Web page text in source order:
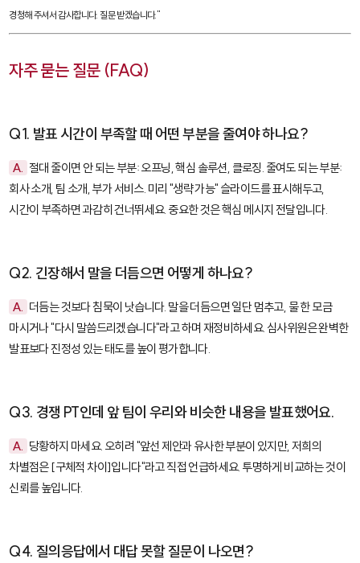
경청해 주셔서 감사합니다. 질문 받겠습니다."
자주 묻는 질문 (FAQ)
Q1. 발표 시간이 부족할 때 어떤 부분을 줄여야 하나요?
A. 절대 줄이면 안 되는 부분: 오프닝, 핵심 솔루션, 클로징. 줄여도 되는 부분:
회사 소개, 팀 소개, 부가 서비스. 미리 "생략 가능" 슬라이드를 표시해두고,
시간이 부족하면 과감히 건너뛰세요. 중요한 것은 핵심 메시지 전달입니다.
Q2. 긴장해서 말을 더듬으면 어떻게 하나요?
A. 더듬는 것보다 침묵이 낫습니다. 말을 더듬으면 일단 멈추고, 물 한 모금
마시거나 "다시 말씀드리겠습니다"라고 하며 재정비하세요. 심사위원은 완벽한
발표보다 진정성 있는 태도를 높이 평가합니다.
Q3. 경쟁 PT인데 앞 팀이 우리와 비슷한 내용을 발표했어요.
A. 당황하지 마세요. 오히려 "앞선 제안과 유사한 부분이 있지만, 저희의
차별점은 [구체적 차이]입니다"라고 직접 언급하세요. 투명하게 비교하는 것이
신뢰를 높입니다.
Q4. 질의응답에서 대답 못할 질문이 나오면?